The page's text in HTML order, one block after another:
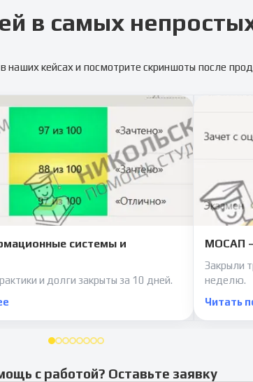
в самых
наших кейсах и посмотрите скриншоты после
системы и
и долги закрыты за 10 дней.
МОСАП
Закрыли
неделю.
Читать
с работой? Оставьте заявку